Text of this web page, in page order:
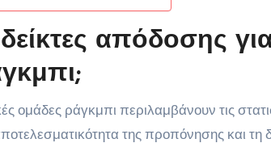
απόδοσης
ομάδες ράγκμπι περιλαμβάνουν τις
της προπόνησης και τη